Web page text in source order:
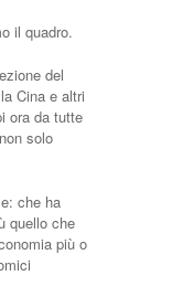
il quadro.
del
Cina e altri
ora da tutte
solo
che ha
quello che
più o